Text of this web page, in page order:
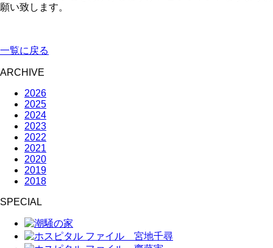
願い致します。
一覧に戻る
ARCHIVE
2026
2025
2024
2023
2022
2021
2020
2019
2018
SPECIAL